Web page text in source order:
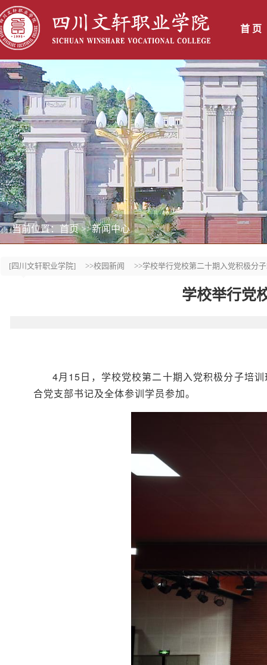
[四川文轩职业学院] >>校园新闻 >>学校举行党校第二十期入党积极分
学校举行党
4月15日，学校党校第二十期入党积极分子培
合党支部书记及全体参训学员参加。
当前位置：首页>>新闻中心
首 页